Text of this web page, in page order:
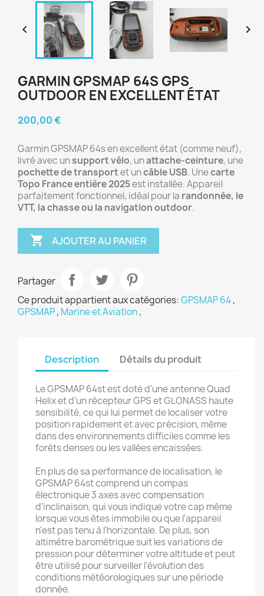
 
GARMIN GPSMAP 64S GPS
OUTDOOR EN EXCELLENT ÉTAT
200,00 €
Garmin GPSMAP 64s en excellent état (comme neuf),
livré avec unsupport vélo, unattache-ceinture, une
pochette de transportet uncâble USB. Unecarte
Topo France entière 2025est installée. Appareil
parfaitement fonctionnel, idéal pour la randonnée, le
VTT, la chasse ou la navigation outdoor.
 AJOUTER AU PANIER
Partager
Ce produit appartient aux catégories: GPSMAP 64,
GPSMAP, Marine et Aviation,
Description Détails du produit
Le GPSMAP 64st est doté d'une antenne Quad
Helix et d'un récepteur GPS et GLONASS haute
sensibilité, ce qui lui permet de localiser votre
position rapidement et avec précision, même
dans des environnements difficiles comme les
forêts denses ou les vallées encaissées.
En plus de sa performance de localisation, le
GPSMAP 64st comprend un compas
électronique 3 axes avec compensation
d'inclinaison, qui vous indique votre cap même
lorsque vous êtes immobile ou que l'appareil
n'est pas tenu à l'horizontale. De plus, son
altimètre barométrique suit les variations de
pression pour déterminer votre altitude et peut
être utilisé pour surveiller l'évolution des
conditions météorologiques sur une période
donnée.